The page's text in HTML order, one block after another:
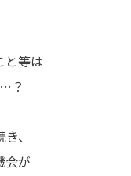
と等は
？
、
会が